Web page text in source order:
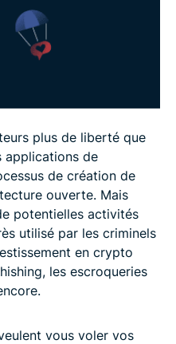
plus de liberté que
applications de
de création de
ouverte. Mais
potentielles activités
utilisé par les criminels
en crypto
les escroqueries
vous voler vos